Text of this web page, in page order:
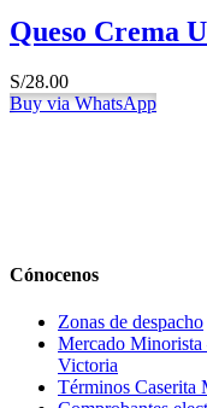
Queso Crema
S/28.00
Buy via WhatsApp
Cónocenos
Zonas de despacho
Mercado Minorista
Victoria
Términos Caserita